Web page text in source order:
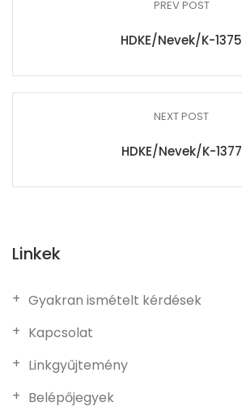
PREV POST
HDKE/Nevek/K-1375
NEXT POST
HDKE/Nevek/K-1377
Linkek
Gyakran ismételt kérdések
Kapcsolat
Linkgyűjtemény
Belépőjegyek